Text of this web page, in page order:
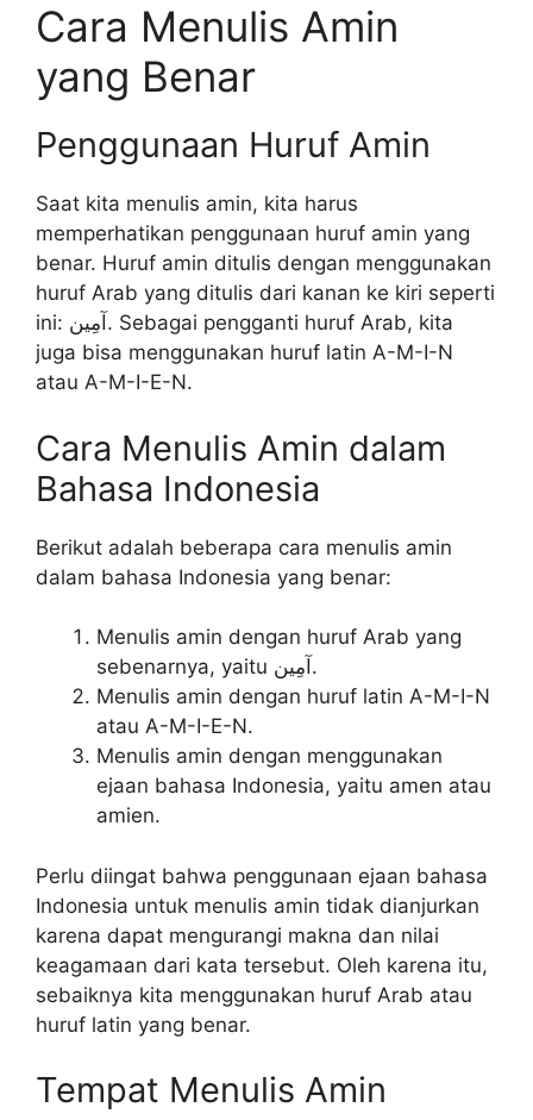
Cara Menulis Amin
yang Benar
Penggunaan Huruf Amin
Saat kita menulis amin, kita harus
memperhatikan penggunaan huruf amin yang
benar. Huruf amin ditulis dengan menggunakan
huruf Arab yang ditulis dari kanan ke kiri seperti
ini: آمِين. Sebagai pengganti huruf Arab, kita
juga bisa menggunakan huruf latin A-M-I-N
atau A-M-I-E-N.
Cara Menulis Amin dalam
Bahasa Indonesia
Berikut adalah beberapa cara menulis amin
dalam bahasa Indonesia yang benar:
Menulis amin dengan huruf Arab yang
sebenarnya, yaitu آمِين.
Menulis amin dengan huruf latin A-M-I-N
atau A-M-I-E-N.
Menulis amin dengan menggunakan
ejaan bahasa Indonesia, yaitu amen atau
amien.
Perlu diingat bahwa penggunaan ejaan bahasa
Indonesia untuk menulis amin tidak dianjurkan
karena dapat mengurangi makna dan nilai
keagamaan dari kata tersebut. Oleh karena itu,
sebaiknya kita menggunakan huruf Arab atau
huruf latin yang benar.
Tempat Menulis Amin